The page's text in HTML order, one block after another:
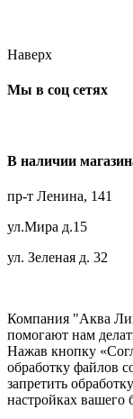
Наверх
Мы в соц сетях
В наличии
пр-т Ленина, 141
ул.Мира д.15
ул. Зеленая д. 32
Компания "Аква
помогают нам
Нажав кнопку
обработку файлов
запретить
настройках вашего